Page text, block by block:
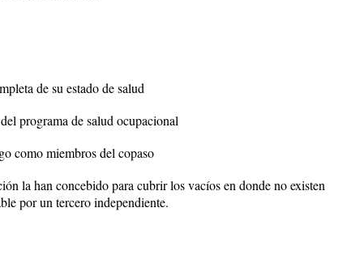
de su estado de salud
programa de salud ocupacional
como miembros del copaso
la han concebido para cubrir los vacíos en donde no existen
por un tercero independiente.